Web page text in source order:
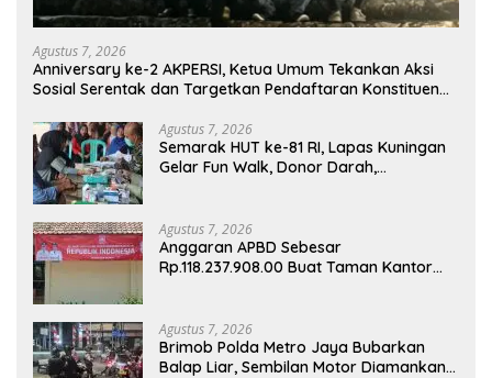
Agustus 7, 2026
Anniversary ke-2 AKPERSI, Ketua Umum Tekankan Aksi
Sosial Serentak dan Targetkan Pendaftaran Konstituen
Agustus 7, 2026
Semarak HUT ke-81 RI, Lapas Kuningan
Gelar Fun Walk, Donor Darah,
Agustus 7, 2026
Anggaran APBD Sebesar
Rp.118.237.908.00 Buat Taman Kantor
Terbuka!
Agustus 7, 2026
Brimob Polda Metro Jaya Bubarkan
Balap Liar, Sembilan Motor Diamankan